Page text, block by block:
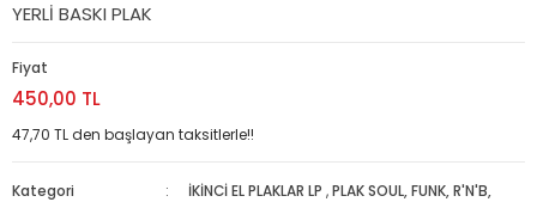
YERLİ BASKI PLAK
Fiyat
450,00 TL
47,70 TL den başlayan taksitlerle!!
Kategori İKİNCİ EL PLAKLAR LP ,PLAK SOUL, FUNK, R'N'B,